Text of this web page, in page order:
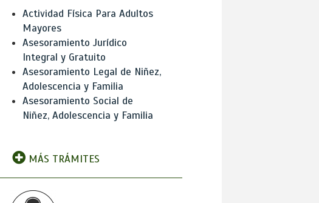
Actividad Física Para Adultos
Mayores
Asesoramiento Jurídico
Integral y Gratuito
Asesoramiento Legal de Niñez,
Adolescencia y Familia
Asesoramiento Social de
Niñez, Adolescencia y Familia
MÁS TRÁMITES